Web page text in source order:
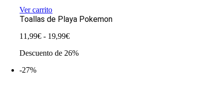
Ver carrito
Toallas de Playa Pokemon
11,99€ - 19,99€Rango
precios:
Descuento de 26%
-27%